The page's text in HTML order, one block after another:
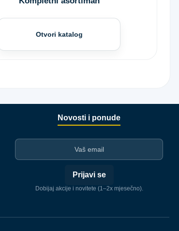
Otvori katalog
Novosti i ponude
Prijavi se
Dobijaj akcije i novitete (1–2x mjesečno).